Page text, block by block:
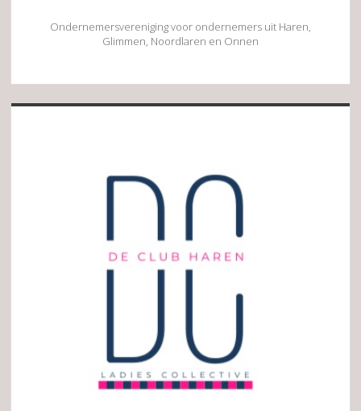
Ondernemersvereniging voor ondernemers uit Haren,
Glimmen, Noordlaren en Onnen